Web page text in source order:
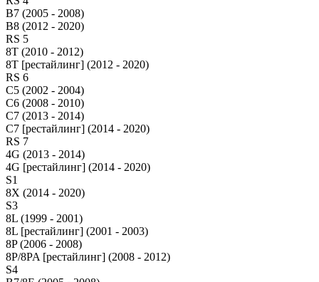
B7 (2005 - 2008)
B8 (2012 - 2020)
RS 5
8T (2010 - 2012)
8T [рестайлинг] (2012 - 2020)
RS 6
C5 (2002 - 2004)
C6 (2008 - 2010)
C7 (2013 - 2014)
C7 [рестайлинг] (2014 - 2020)
RS 7
4G (2013 - 2014)
4G [рестайлинг] (2014 - 2020)
S1
8X (2014 - 2020)
S3
8L (1999 - 2001)
8L [рестайлинг] (2001 - 2003)
8P (2006 - 2008)
8P/8PA [рестайлинг] (2008 - 2012)
S4